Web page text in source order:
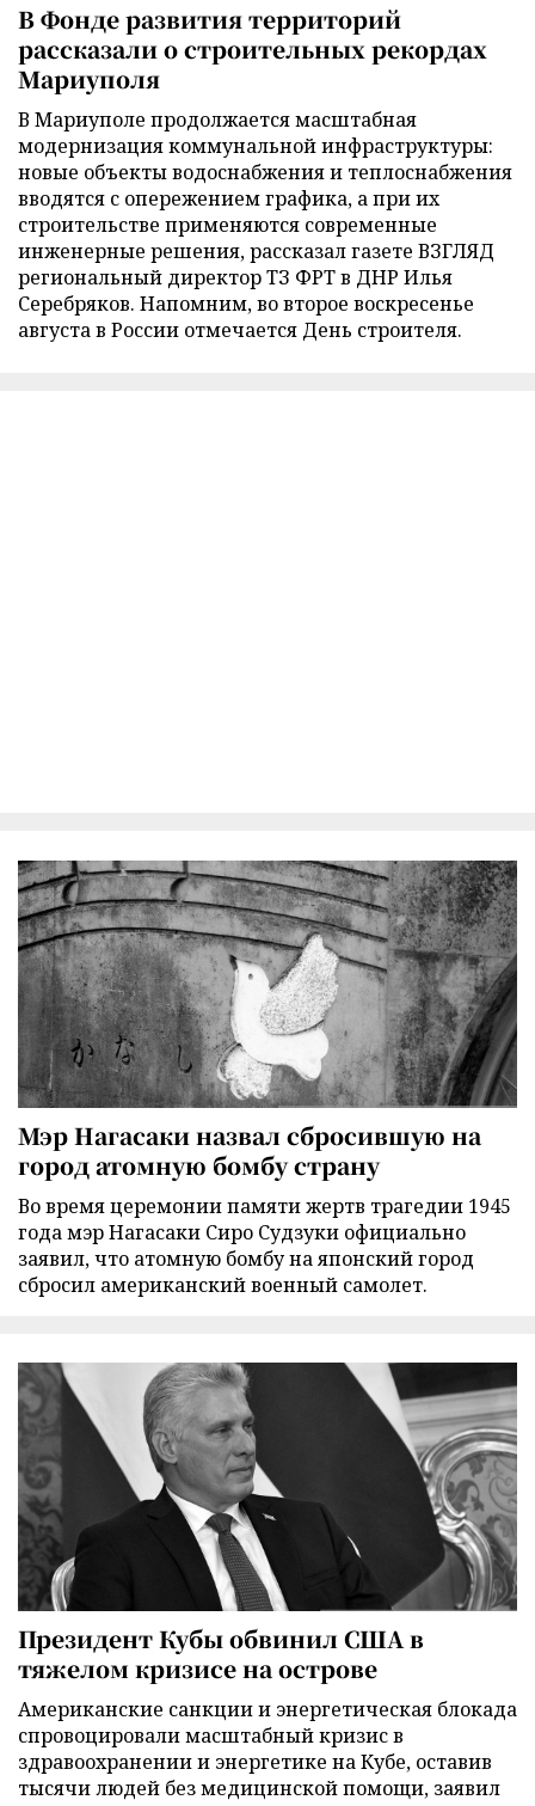
В Фонде развития территорий
рассказали о строительных рекордах
Мариуполя
В Мариуполе продолжается масштабная
модернизация коммунальной инфраструктуры:
новые объекты водоснабжения и теплоснабжения
вводятся с опережением графика, а при их
строительстве применяются современные
инженерные решения, рассказал газете ВЗГЛЯД
региональный директор ТЗ ФРТ в ДНР Илья
Серебряков. Напомним, во второе воскресенье
августа в России отмечается День строителя.
Мэр Нагасаки назвал сбросившую на
город атомную бомбу страну
Во время церемонии памяти жертв трагедии 1945
года мэр Нагасаки Сиро Судзуки официально
заявил, что атомную бомбу на японский город
сбросил американский военный самолет.
Президент Кубы обвинил США в
тяжелом кризисе на острове
Американские санкции и энергетическая блокада
спровоцировали масштабный кризис в
здравоохранении и энергетике на Кубе, оставив
тысячи людей без медицинской помощи, заявил